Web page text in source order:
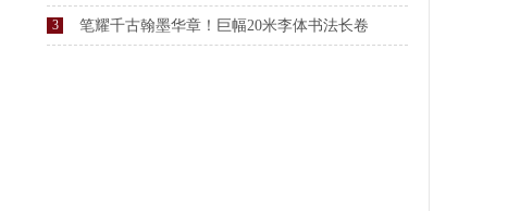
3 笔耀千古翰墨华章！巨幅20米李体书法长卷